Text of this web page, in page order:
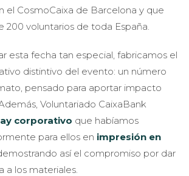
el CosmoCaixa de Barcelona y que
200 voluntarios de toda España.
esta fecha tan especial, fabricamos el
distintivo del evento: un número
pensado para aportar impacto
Voluntariado CaixaBank
corporativo que habíamos
para ellos en impresión en
demostrando así el compromiso por dar
a los materiales.